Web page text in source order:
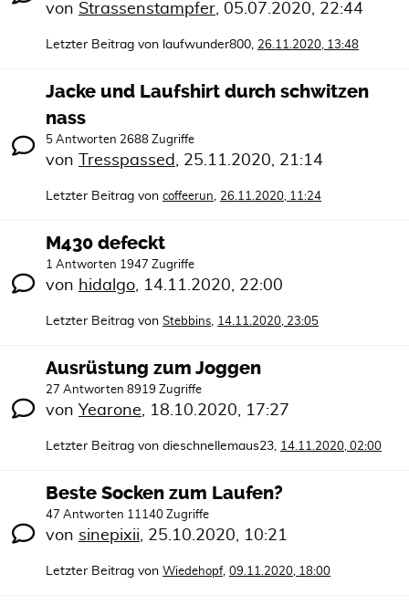
von Strassenstampfer, 05.07.2020, 22:44
Letzter Beitrag von laufwunder800, 26.11.2020, 13:48
Jacke und Laufshirt durch schwitzen
nass
5 Antworten 2688 Zugriffe
von Tresspassed, 25.11.2020, 21:14
Letzter Beitrag von coffeerun, 26.11.2020, 11:24
M430 defeckt
1 Antworten 1947 Zugriffe
von hidalgo, 14.11.2020, 22:00
Letzter Beitrag von Stebbins, 14.11.2020, 23:05
Ausrüstung zum Joggen
27 Antworten 8919 Zugriffe
von Yearone, 18.10.2020, 17:27
Letzter Beitrag von dieschnellemaus23, 14.11.2020, 02:00
Beste Socken zum Laufen?
47 Antworten 11140 Zugriffe
von sinepixii, 25.10.2020, 10:21
Letzter Beitrag von Wiedehopf, 09.11.2020, 18:00